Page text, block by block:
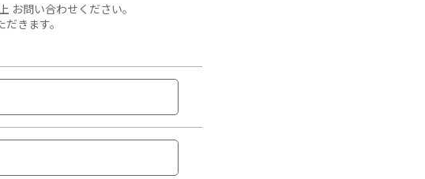
お問い合わせください。
きます。